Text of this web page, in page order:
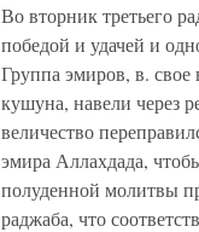
Во вторник третьего
победой и удачей и
Группа эмиров, в.
кушуна, навели через
величество
эмира Аллахдада,
полуденной молитвы
раджаба, что